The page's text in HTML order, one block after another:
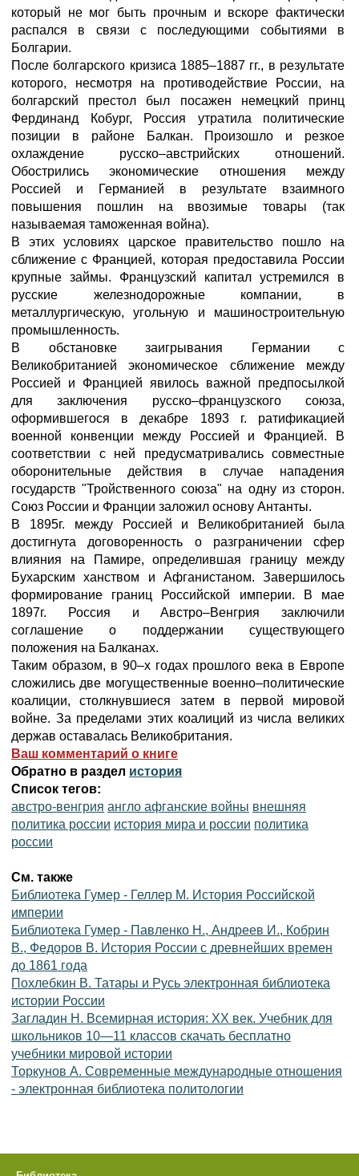
который не мог быть прочным и вскоре фактически
распался в связи с последующими событиями в
Болгарии.
После болгарского кризиса 1885–1887 гг., в результате
которого, несмотря на противодействие России, на
болгарский престол был посажен немецкий принц
Фердинанд Кобург, Россия утратила политические
позиции в районе Балкан. Произошло и резкое
охлаждение русско–австрийских отношений.
Обострились экономические отношения между
Россией и Германией в результате взаимного
повышения пошлин на ввозимые товары (так
называемая таможенная война).
В этих условиях царское правительство пошло на
сближение с Францией, которая предоставила России
крупные займы. Французский капитал устремился в
русские железнодорожные компании, в
металлургическую, угольную и машиностроительную
промышленность.
В обстановке заигрывания Германии с
Великобританией экономическое сближение между
Россией и Францией явилось важной предпосылкой
для заключения русско–французского союза,
оформившегося в декабре 1893 г. ратификацией
военной конвенции между Россией и Францией. В
соответствии с ней предусматривались совместные
оборонительные действия в случае нападения
государств "Тройственного союза" на одну из сторон.
Союз России и Франции заложил основу Антанты.
В 1895г. между Россией и Великобританией была
достигнута договоренность о разграничении сфер
влияния на Памире, определившая границу между
Бухарским ханством и Афганистаном. Завершилось
формирование границ Российской империи. В мае
1897г. Россия и Австро–Венгрия заключили
соглашение о поддержании существующего
положения на Балканах.
Таким образом, в 90–х годах прошлого века в Европе
сложились две могущественные военно–политические
коалиции, столкнувшиеся затем в первой мировой
войне. За пределами этих коалиций из числа великих
держав оставалась Великобритания.
Ваш комментарий о книге
Обратно в раздел история
Список тегов:
австро-венгрия англо афганские войны внешняя
политика россии история мира и россии политика
россии
См. также
Библиотека Гумер - Геллер М. История Российской
империи
Библиотека Гумер - Павленко Н., Андреев И., Кобрин
В., Федоров В. История России с древнейших времен
до 1861 года
Похлебкин В. Татары и Русь электронная библиотека
истории России
Загладин Н. Всемирная история: XX век. Учебник для
школьников 10—11 классов скачать бесплатно
учебники мировой истории
Торкунов А. Современные международные отношения
- электронная библиотека политологии